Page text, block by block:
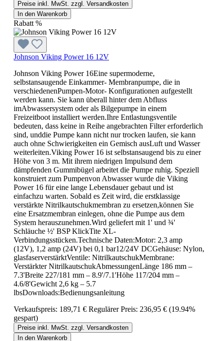
Preise inkl. MwSt. zzgl. Versandkosten
In den Warenkorb
Rabatt %
Johnson Viking Power 16 12V
Johnson Viking Power 16Eine supermoderne,
selbstansaugende Einkammer- Membranpumpe, die in
verschiedenenPumpen-Motor- Konfigurationen aufgestellt
werden kann. Sie kann überall hinter dem Abfluss
imAbwassersystem oder als Bilgepumpe in einem
Freizeitboot installiert werden.Ihre Entlastungsventile
bedeuten, dass keine in Reihe angebrachten Filter erforderlich
sind, unddie Pumpe kann nicht nur trocken laufen, sie kann
auch ohne Schwierigkeiten ein Gemisch ausLuft und Wasser
weiterleiten.Viking Power 16 ist selbstansaugend bis zu einer
Höhe von 3 m. Mit ihrem niedrigen Impulsund dem
dämpfenden Gummibügel arbeitet die Pumpe ruhig. Speziell
konstruiert zum Pumpenvon Abwasser wurde die Viking
Power 16 für eine lange Lebensdauer gebaut und ist
einfachzu warten. Sobald es Zeit wird, die erstklassige
verstärkte Nitrilkautschukmembran zu ersetzen,können Sie
eine Ersatzmembran einlegen, ohne die Pumpe aus dem
System herauszunehmen.Wird geliefert mit 1' und ¾'
Schläuche ½' BSP KlickTite XL-
Verbindungsstücken.Technische Daten:Motor: 2,3 amp
(12V), 1,2 amp (24V) bei 0,1 bar12/24V DCGehäuse: Nylon,
glasfaserverstärktVentile: NitrilkautschukMembrane:
Verstärkter NitrilkautschukAbmessungenLänge 186 mm –
7.3'Breite 227/181 mm – 8.9'/7.1'Höhe 117/204 mm –
4.6/8'Gewicht 2,6 kg – 5.7
lbsDownloads:Bedienungsanleitung
Verkaufspreis: 189,71 € Regulärer Preis: 236,95 € (19.94%
gespart)
Preise inkl. MwSt. zzgl. Versandkosten
In den Warenkorb